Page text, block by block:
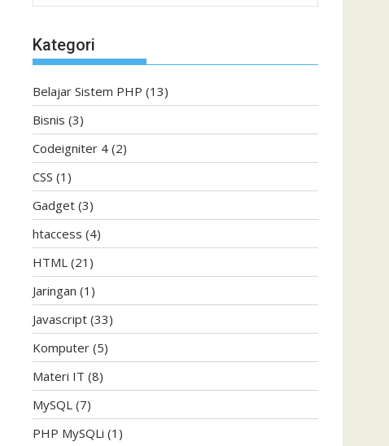
Kategori
Belajar Sistem PHP (13)
Bisnis (3)
Codeigniter 4 (2)
CSS (1)
Gadget (3)
htaccess (4)
HTML (21)
Jaringan (1)
Javascript (33)
Komputer (5)
Materi IT (8)
MySQL (7)
PHP MySQLi (1)